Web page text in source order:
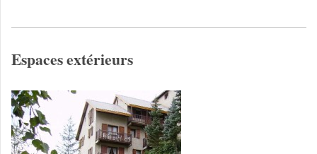
Espaces extérieurs